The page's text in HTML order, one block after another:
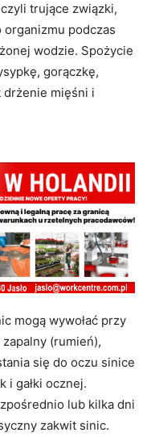
trujące związki,
podczas
wodzie. Spożycie
gorączkę,
drżenie mięśni i
mogą wywołać przy
(rumień),
się do oczu sinice
i gałki ocznej.
lub kilka dni
zakwit sinic.